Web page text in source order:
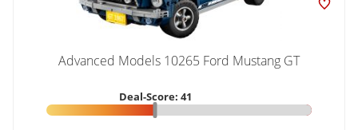
Advanced Models 10265 Ford Mustang GT
Deal-Score: 41